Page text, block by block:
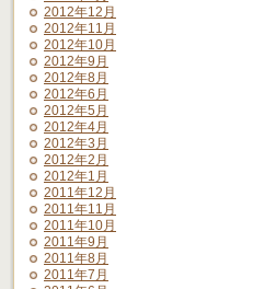
2012年12月
2012年11月
2012年10月
2012年9月
2012年8月
2012年6月
2012年5月
2012年4月
2012年3月
2012年2月
2012年1月
2011年12月
2011年11月
2011年10月
2011年9月
2011年8月
2011年7月